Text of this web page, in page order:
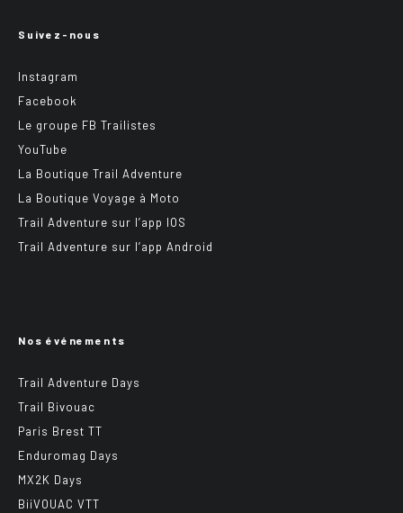
Suivez-nous
Instagram
Facebook
Le groupe FB Trailistes
YouTube
La Boutique Trail Adventure
La Boutique Voyage à Moto
Trail Adventure sur l’app IOS
Trail Adventure sur l’app Android
Nos événements
Trail Adventure Days
Trail Bivouac
Paris Brest TT
Enduromag Days
MX2K Days
BiiVOUAC VTT